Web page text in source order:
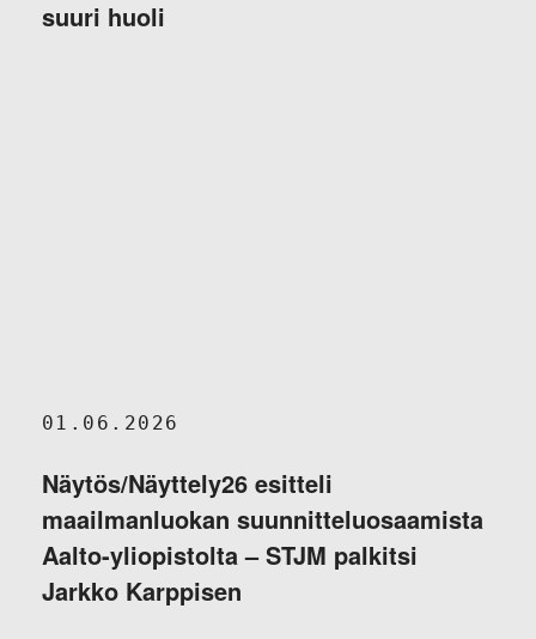
suuri huoli
01.06.2026
Näytös/Näyttely26 esitteli
maailmanluokan suunnitteluosaamista
Aalto-yliopistolta – STJM palkitsi
Jarkko Karppisen